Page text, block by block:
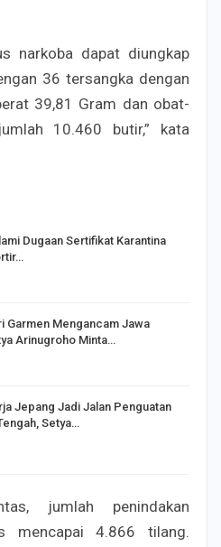
narkoba dapat diungkap
36 tersangka dengan
39,81 Gram dan obat-
10.460 butir,” kata
Dugaan Sertifikat Karantina
Garmen Mengancam Jawa
Arinugroho Minta…
Jepang Jadi Jalan Penguatan
Setya…
jumlah penindakan
mencapai 4.866 tilang.